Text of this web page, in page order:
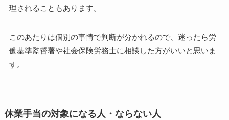
理されることもあります。
このあたりは個別の事情で判断が分かれるので、迷ったら労
働基準監督署や社会保険労務士に相談した方がいいと思いま
す。
休業手当の対象になる人・ならない人